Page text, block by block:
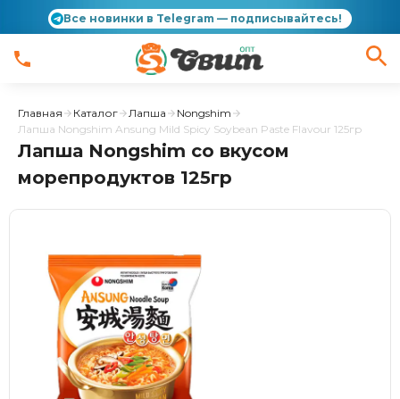
Все новинки в Telegram — подписывайтесь!
Главная Каталог Лапша
Nongshim
Лапша Nongshim Ansung Mild Spicy Soybean Paste Flavour 125гр
Лапша Nongshim со вкусом
морепродуктов 125гр